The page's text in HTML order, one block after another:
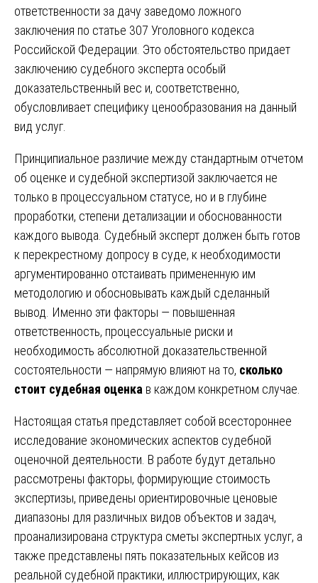
ответственности за дачу заведомо ложного
заключения по статье 307 Уголовного кодекса
Российской Федерации. Это обстоятельство придает
заключению судебного эксперта особый
доказательственный вес и, соответственно,
обусловливает специфику ценообразования на данный
вид услуг.
Принципиальное различие между стандартным отчетом
об оценке и судебной экспертизой заключается не
только в процессуальном статусе, но и в глубине
проработки, степени детализации и обоснованности
каждого вывода. Судебный эксперт должен быть готов
к перекрестному допросу в суде, к необходимости
аргументированно отстаивать примененную им
методологию и обосновывать каждый сделанный
вывод. Именно эти факторы — повышенная
ответственность, процессуальные риски и
необходимость абсолютной доказательственной
состоятельности — напрямую влияют на то, сколько
стоит судебная оценка в каждом конкретном случае.
Настоящая статья представляет собой всестороннее
исследование экономических аспектов судебной
оценочной деятельности. В работе будут детально
рассмотрены факторы, формирующие стоимость
экспертизы, приведены ориентировочные ценовые
диапазоны для различных видов объектов и задач,
проанализирована структура сметы экспертных услуг, а
также представлены пять показательных кейсов из
реальной судебной практики, иллюстрирующих, как